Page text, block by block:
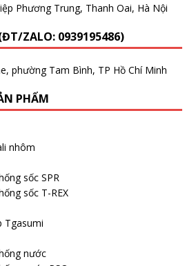
Phương Trung, Thanh Oai, Hà Nội
ZALO: 0939195486)
phường Tam Bình, TP Hồ Chí Minh
PHẨM
nhôm
sốc SPR
sốc T-REX
Tgasumi
nước